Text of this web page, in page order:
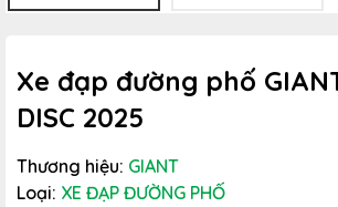
Xe đạp đường phố
DISC 2025
Thương hiệu: GIANT
Loại: XE ĐẠP ĐƯỜNG PHỐ